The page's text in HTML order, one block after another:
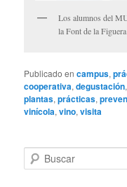
Los alumnos del
la Font de la Figuera
Publicado en campus,
cooperativa,degustación
plantas,prácticas,
vinícola,vino,visita
u